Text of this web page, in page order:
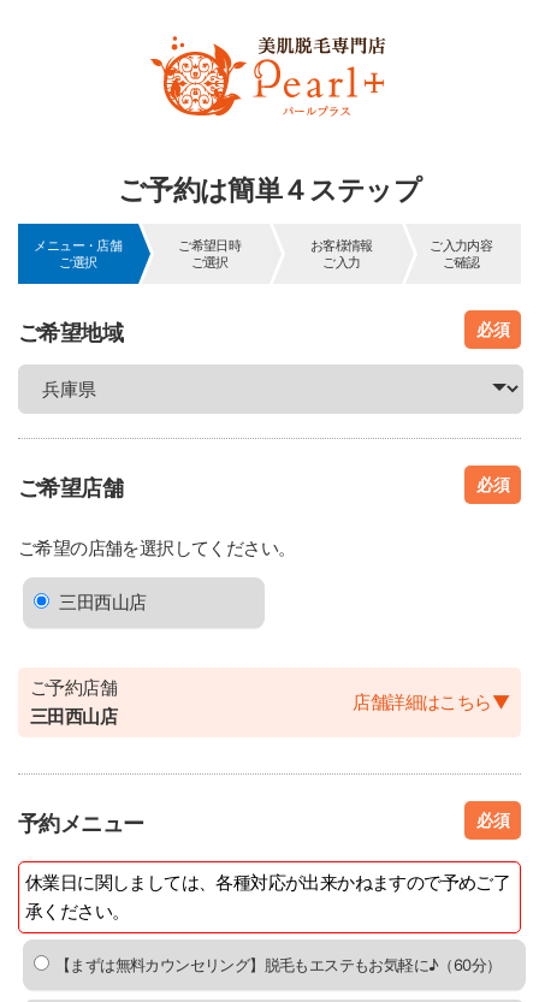
ご予約は簡単４ステップ
メニュー・店舗
ご選択
ご希望日時
ご選択
お客様情報
ご入力
ご入力内容
ご確認
ご希望地域 必須
ご希望店舗 必須
ご希望の店舗を選択してください。
三田西山店
ご予約店舗
三田西山店
店舗詳細はこちら▼
予約メニュー 必須
休業日に関しましては、各種対応が出来かねますので予めご了
承ください。
【まずは無料カウンセリング】脱毛もエステもお気軽に♪（60分）